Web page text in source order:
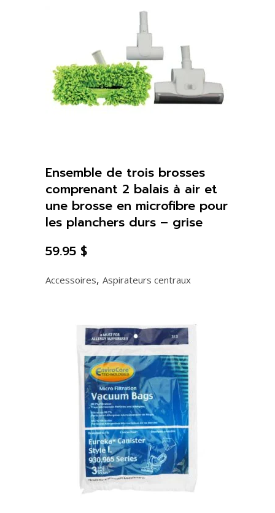
Accessoires, Aspirateurs centraux
Ensemble de trois brosses
comprenant 2 balais à air et
une brosse en microfibre pour
les planchers durs – grise
59.95 $